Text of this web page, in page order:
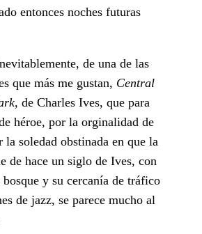
entonces noches futuras
de una de las
que más me gustan, Central
de Charles Ives, que para
héroe, por la orginalidad de
la soledad obstinada en que la
de hace un siglo de Ives, con
y su cercanía de tráfico
de jazz, se parece mucho al